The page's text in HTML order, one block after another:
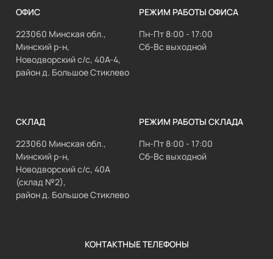
ОФИС
223060 Минская обл.,
Минский р-н,
Новодворский с/с, 40А-4,
район д. Большое Стиклево
РЕЖИМ РАБОТЫ ОФИСА
Пн-Пт 8:00 - 17:00
Сб-Вс выходной
СКЛАД
223060 Минская обл.,
Минский р-н,
Новодворский с/с, 40А
(склад №2),
район д. Большое Стиклево
РЕЖИМ РАБОТЫ СКЛАДА
Пн-Пт 8:00 - 17:00
Сб-Вс выходной
КОНТАКТНЫЕ ТЕЛЕФОНЫ